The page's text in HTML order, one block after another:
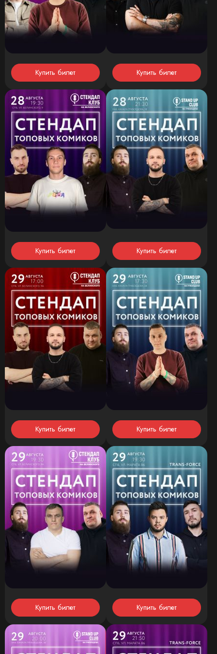
Купить билет Купить билет
Купить билет Купить билет
Купить билет Купить билет
Купить билет Купить билет